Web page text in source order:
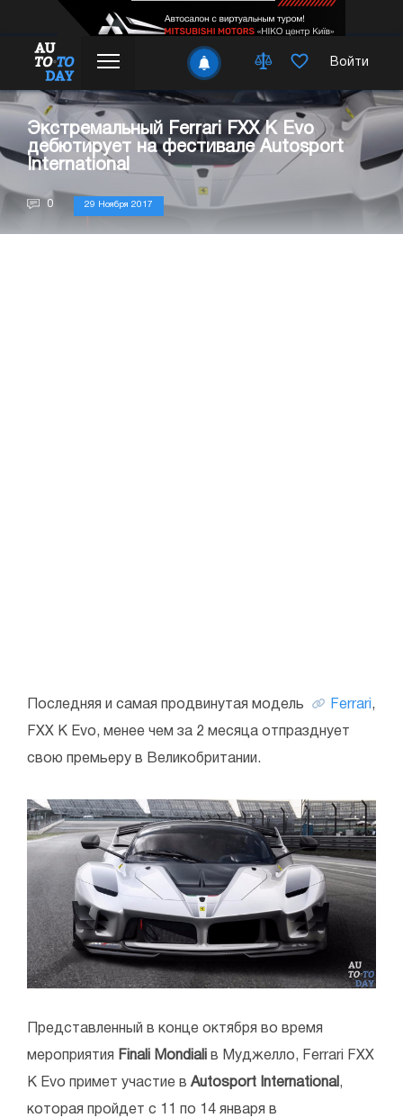
Войти
Экстремальный Ferrari FXX K Evo
дебютирует на фестивале Autosport
International
0 29 Ноября 2017
Последняя и самая продвинутая модель Ferrari ,
FXX K Evo, менее чем за 2 месяца отпразднует
свою премьеру в Великобритании.
Представленный в конце октября во время
мероприятия Finali Mondiali в Муджелло, Ferrari FXX
K Evo примет участие в Autosport International ,
которая пройдет с 11 по 14 января в